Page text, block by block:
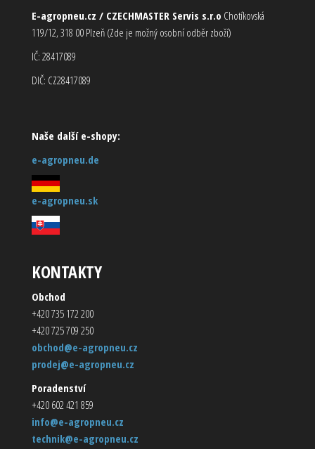
E-agropneu.cz / CZECHMASTER Servis s.r.o Chotíkovská
119/12, 318 00 Plzeň (Zde je možný osobní odběr zboží)
IČ: 28417089
DIČ: CZ28417089
Naše další e-shopy:
e-agropneu.de
e-agropneu.sk
KONTAKTY
Obchod
+420 735 172 200
+420 725 709 250
obchod@e-agropneu.cz
prodej@e-agropneu.cz
Poradenství
+420 602 421 859
info@e-agropneu.cz
technik@e-agropneu.cz